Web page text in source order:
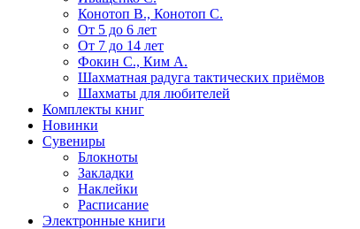
Конотоп В., Конотоп С.
От 5 до 6 лет
От 7 до 14 лет
Фокин С., Ким А.
Шахматная радуга тактических приёмов
Шахматы для любителей
Комплекты книг
Новинки
Сувениры
Блокноты
Закладки
Наклейки
Расписание
Электронные книги